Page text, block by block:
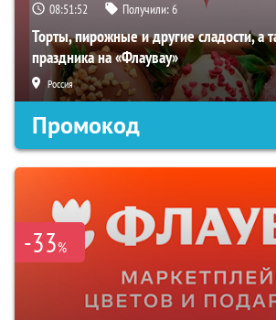
08:51:51 Получили:6
Торты, пирожные и другие сладости, а
праздника на «Флаувау»
Россия
Промокод
-33%